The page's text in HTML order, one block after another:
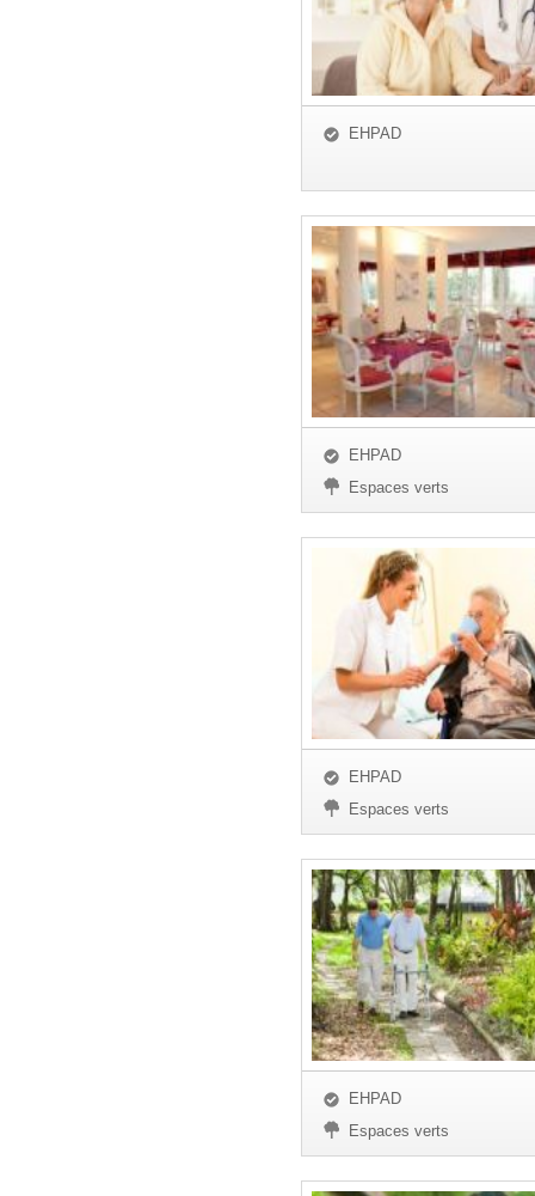
EHPAD
EHPAD
Espaces verts
EHPAD
Espaces verts
EHPAD
Espaces verts